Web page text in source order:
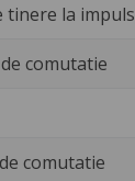
tinere la impuls
comutatie
comutatie